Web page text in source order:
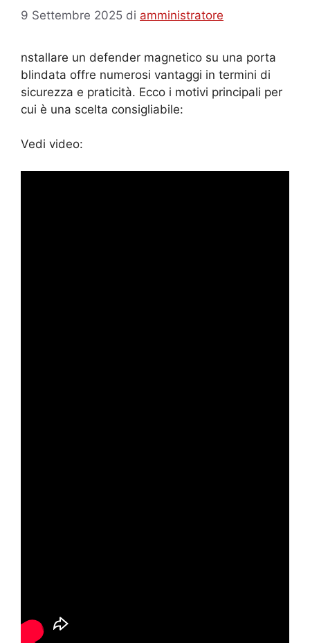
9 Settembre 2025 di amministratore
nstallare un defender magnetico su una porta
blindata offre numerosi vantaggi in termini di
sicurezza e praticità. Ecco i motivi principali per
cui è una scelta consigliabile:
Vedi video: